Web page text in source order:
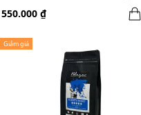
550.000 ₫
Giảm giá